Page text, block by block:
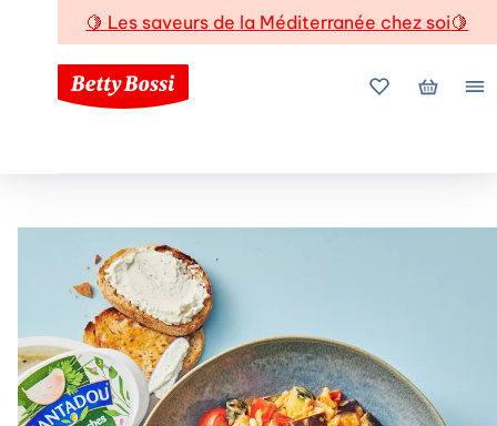
🍋 Les saveurs de la Méditerranée chez soi🍋
Mes favoris
Mon